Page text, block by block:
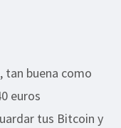
tan buena como
euros
tus Bitcoin y